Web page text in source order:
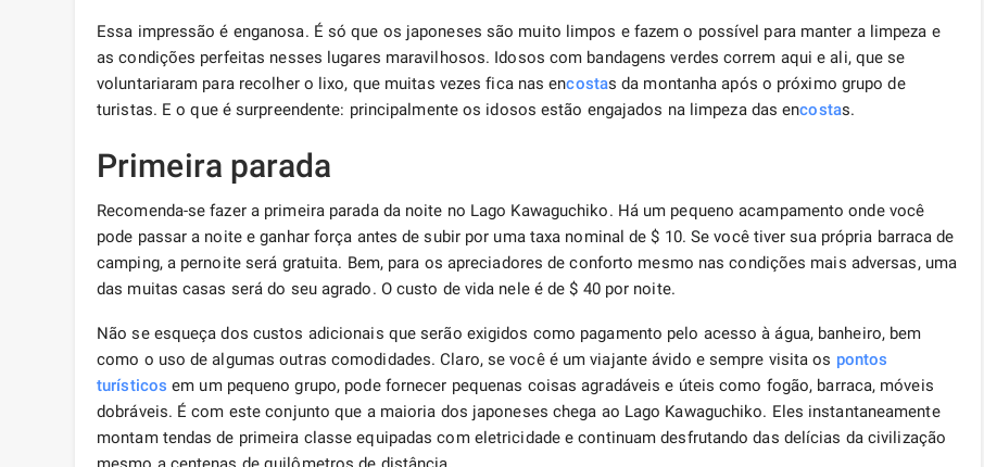
Essa impressão é enganosa. É só que os japoneses são muito limpos e fazem o possível para manter a limpeza e
as condições perfeitas nesses lugares maravilhosos. Idosos com bandagens verdes correm aqui e ali, que se
voluntariaram para recolher o lixo, que muitas vezes fica nas encostas da montanha após o próximo grupo de
turistas. E o que é surpreendente: principalmente os idosos estão engajados na limpeza das encostas.
Primeira parada
Recomenda-se fazer a primeira parada da noite no Lago Kawaguchiko. Há um pequeno acampamento onde você
pode passar a noite e ganhar força antes de subir por uma taxa nominal de $ 10. Se você tiver sua própria barraca de
camping, a pernoite será gratuita. Bem, para os apreciadores de conforto mesmo nas condições mais adversas, uma
das muitas casas será do seu agrado. O custo de vida nele é de $ 40 por noite.
Não se esqueça dos custos adicionais que serão exigidos como pagamento pelo acesso à água, banheiro, bem
como o uso de algumas outras comodidades. Claro, se você é um viajante ávido e sempre visita os pontos
turísticos em um pequeno grupo, pode fornecer pequenas coisas agradáveis ​​​​e úteis como fogão, barraca, móveis
dobráveis. É com este conjunto que a maioria dos japoneses chega ao Lago Kawaguchiko. Eles instantaneamente
montam tendas de primeira classe equipadas com eletricidade e continuam desfrutando das delícias da civilização